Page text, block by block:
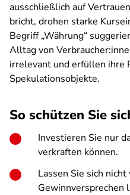
ausschließlich auf
bricht, drohen starke
Begriff „Währung“
Alltag von
irrelevant und erfüllen ihre
Spekulationsobjekte.
So schützen Sie
Investieren Sie nur
verkraften können.
Lassen Sie sich
Gewinnversprechen